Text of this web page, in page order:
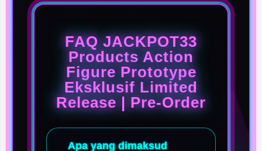
FAQ JACKPOT33
Products Action
Figure Prototype
Eksklusif Limited
Release | Pre-Order
Apa yang dimaksud